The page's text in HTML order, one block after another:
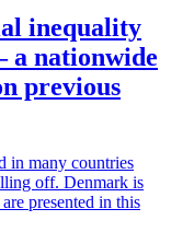
inequality
a nationwide
previous
in many countries
off. Denmark is
presented in this